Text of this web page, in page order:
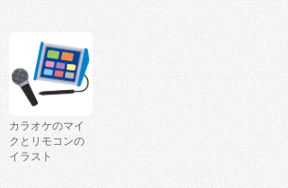
カラオケのマイ
クとリモコンの
イラスト